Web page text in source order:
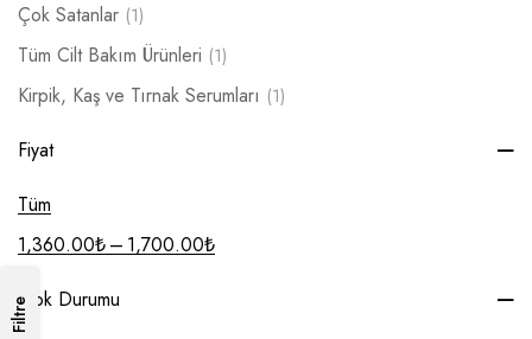
Çok Satanlar (1)
Tüm Cilt Bakım Ürünleri (1)
Kirpik, Kaş ve Tırnak Serumları (1)
Fiyat
Tüm
1,360.00₺– 1,700.00₺
Stok Durumu
Filtre